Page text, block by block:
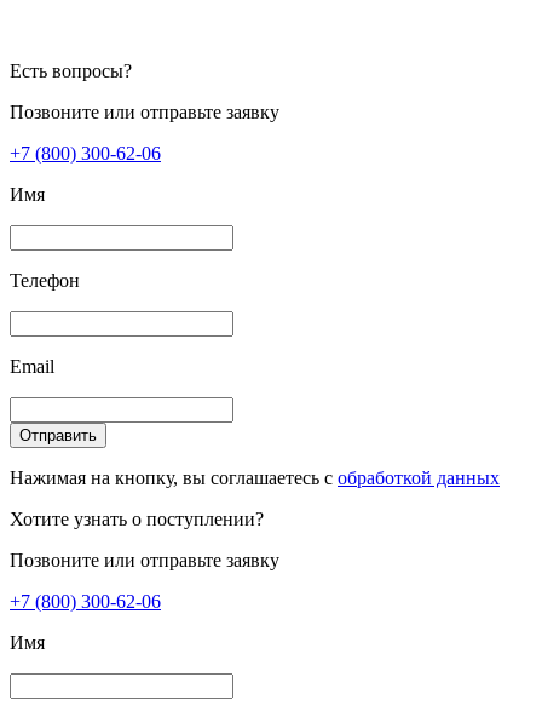
Есть вопросы?
Позвоните или отправьте заявку
+7 (800) 300-62-06
Имя
Телефон
Email
Отправить
Нажимая на кнопку, вы соглашаетесь с обработкой данных
Хотите узнать о поступлении?
Позвоните или отправьте заявку
+7 (800) 300-62-06
Имя